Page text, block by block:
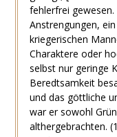
fehlerfrei
Anstrengungen,
kriegerischen
Charaktere oder
selbst nur geringe
Beredtsamkeit
und das göttliche
war er sowohl
althergebrachten.